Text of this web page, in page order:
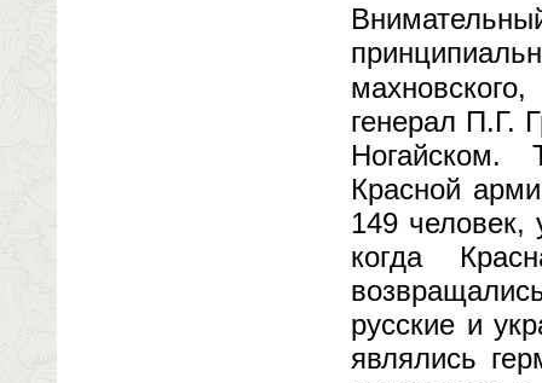
генерал П.Г.
Ногайском.
Красной
149
когда
русские и
являлись